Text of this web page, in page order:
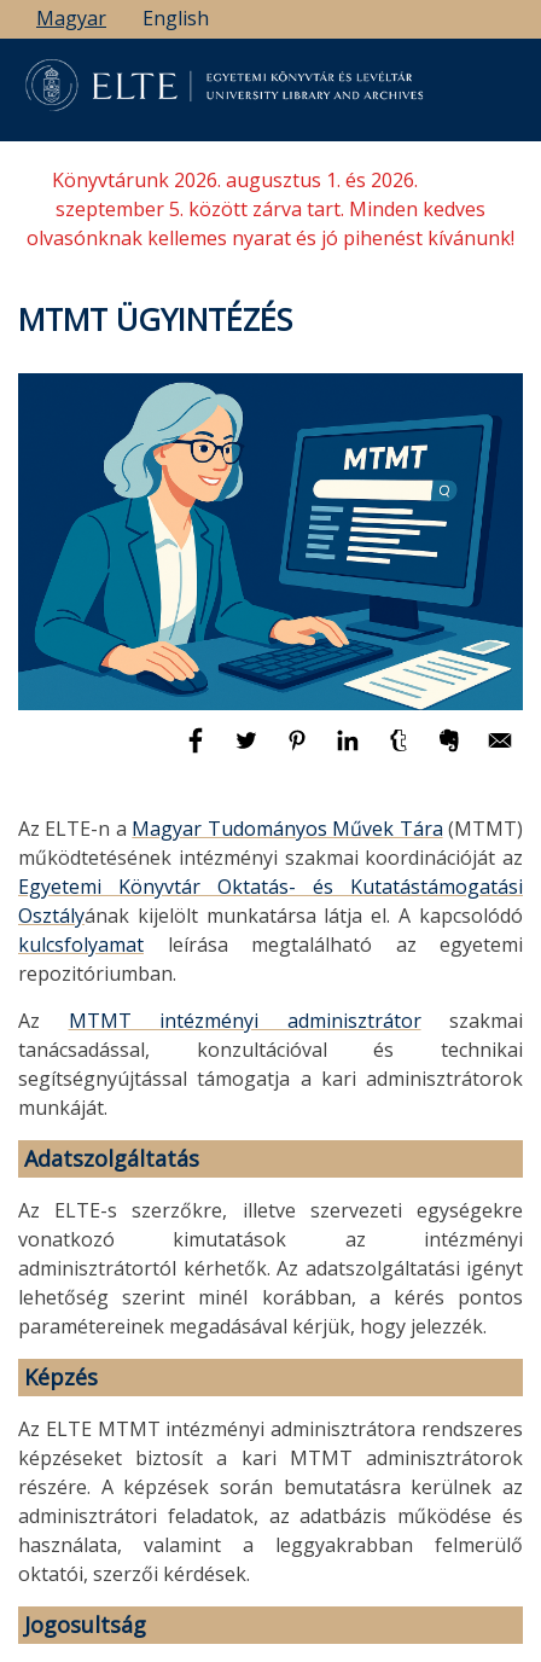
Ugrás
a
tartalomra
Magyar English
Könyvtárunk 2026. augusztus 1. és 2026.
szeptember 5. között zárva tart. Minden kedves
olvasónknak kellemes nyarat és jó pihenést kívánunk!
MTMT ÜGYINTÉZÉS
Az ELTE-n a Magyar Tudományos Művek Tára (MTMT)
működtetésének intézményi szakmai koordinációját az
Egyetemi Könyvtár Oktatás- és Kutatástámogatási
Osztályának kijelölt munkatársa látja el. A kapcsolódó
kulcsfolyamat leírása megtalálható az egyetemi
repozitóriumban.
Az MTMT intézményi adminisztrátorszakmai
tanácsadással, konzultációval és technikai
segítségnyújtással támogatja a kari adminisztrátorok
munkáját.
Adatszolgáltatás
Az ELTE-s szerzőkre, illetve szervezeti egységekre
vonatkozó kimutatások az intézményi
adminisztrátortól kérhetők. Az adatszolgáltatási igényt
lehetőség szerint minél korábban, a kérés pontos
paramétereinek megadásával kérjük, hogy jelezzék.
Képzés
Az ELTE MTMT intézményi adminisztrátora rendszeres
képzéseket biztosít a kari MTMT adminisztrátorok
részére. A képzések során bemutatásra kerülnek az
adminisztrátori feladatok, az adatbázis működése és
használata, valamint a leggyakrabban felmerülő
oktatói, szerzői kérdések.
Jogosultság